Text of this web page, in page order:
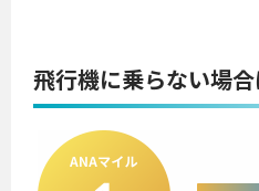
飛行機に乗らない場合